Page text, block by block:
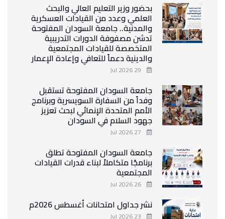
بحضور وزير التعليم العالي والبحث
العلمي وعدد من القيادات العسكرية
والمدنية.. جامعة السودان المفتوحة
تدشن مصفوفة الدورات التدريبية
المتخصصة للقيادات المجتمعية
والدينية دعماً للتعافي وإعادة الإعمار
جامعة السودان المفتوحة تستقبل
وفداً من السفارة السويسرية وبرنامج
الأمم المتحدة الإنمائي لبحث تعزيز
جهود السلام في السودان
جامعة السودان المفتوحة تطلق
برنامجًا متكاملاً لبناء قدرات القيادات
المجتمعية
نشر جداول امتحانات أغسطس 2026م